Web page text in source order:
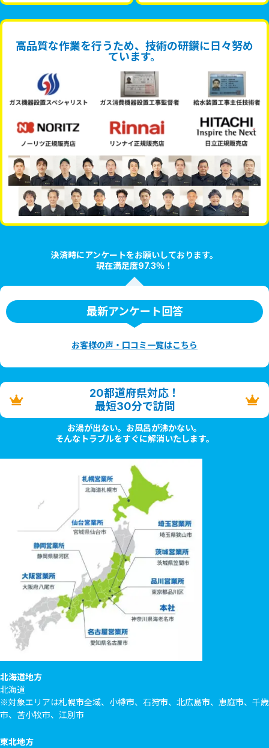
高品質な作業を行うため、技術の研鑽に日々努め
ています。
決済時にアンケートをお願いしております。
現在満足度97.3％！
最新アンケート回答
お客様の声・口コミ一覧はこちら
20都道府県対応！
最短30分で訪問
お湯が出ない。お風呂が沸かない。
そんなトラブルをすぐに解消いたします。
北海道地方
北海道
※対象エリアは札幌市全域、小樽市、石狩市、北広島市、恵庭市、千歳
市、苫小牧市、江別市
東北地方